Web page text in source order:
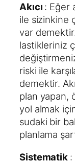
Akıcı : Eğer
ile sizinkine
var
lastikleriniz
riski ile
demektir.
plan yapan,
yol almak
sudaki bir
planlama
Sistematik :